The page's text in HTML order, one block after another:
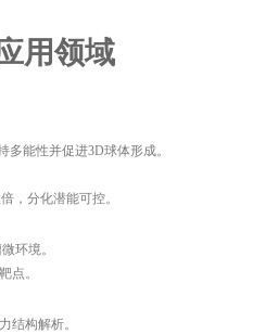
用领域
多能性并促进3D球体形成。
，分化潜能可控。
环境。
点。
结构解析。